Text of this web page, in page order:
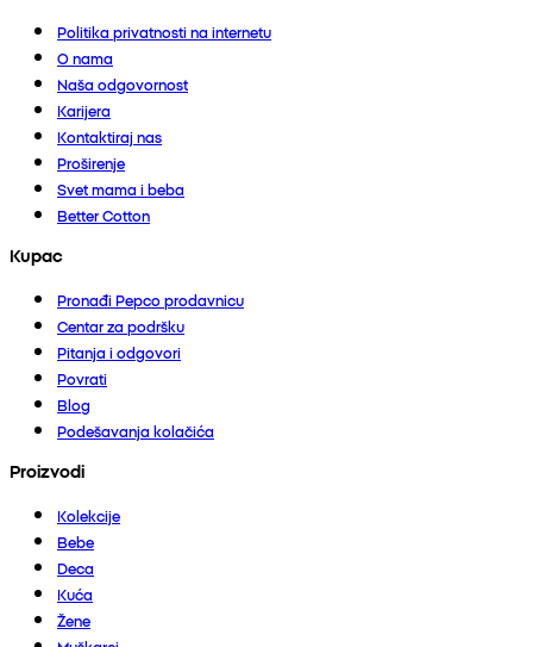
Politika privatnosti na internetu
O nama
Naša odgovornost
Karijera
Kontaktiraj nas
Proširenje
Svet mama i beba
Better Cotton
Kupac
Pronađi Pepco prodavnicu
Centar za podršku
Pitanja i odgovori
Povrati
Blog
Podešavanja kolačića
Proizvodi
Kolekcije
Bebe
Deca
Kuća
Žene